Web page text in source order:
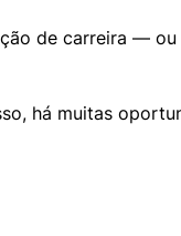
de carreira —
há muitas